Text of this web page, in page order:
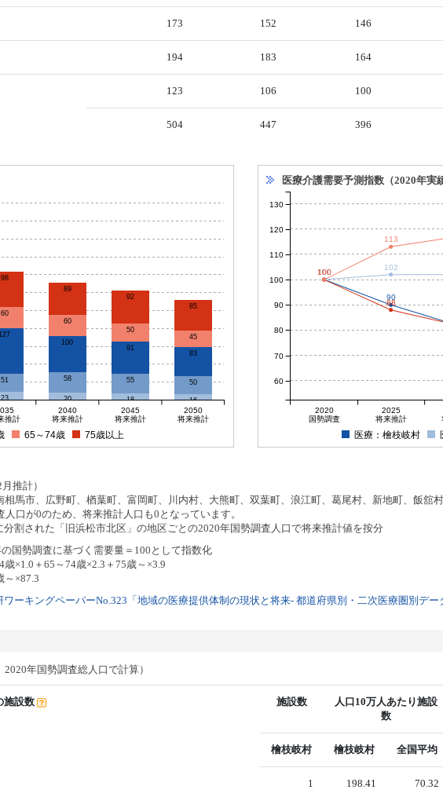
173 152 146
194 183 164
123 106 100
504 447 396
23 20 18 16
51 58 55 50
127
100
91
83
60
60
50
45
98
89
92
85
推計
2040
将来推計
2045
将来推計
2050
将来推計
65～74歳 75歳以上
医療介護需要予測指数（2020年実
100
90
100
102
100
88
100
113
2020
国勢調査
2025
将来推計
60
70
80
90
100
110
120
130
医療：檜枝岐村
推計）
馬市、広野町、楢葉町、富岡町、川内村、大熊町、双葉町、浪江町、葛尾村、新地町、飯舘
が0のため、将来推計人口も0となっています。
割された「旧浜松市北区」の地区ごとの2020年国勢調査人口で将来推計値を按分
国勢調査に基づく需要量＝100として指数化
×1.0＋65～74歳×2.3＋75歳～×3.9
～×87.3
ワーキングペーパーNo.323「地域の医療提供体制の現状と将来- 都道府県別・二次医療圏別デ
年国勢調査総人口で計算）
施設数 施設数
人口10万人あたり施設
数
檜枝岐村 檜枝岐村 全国平均
1 198.41 70.32